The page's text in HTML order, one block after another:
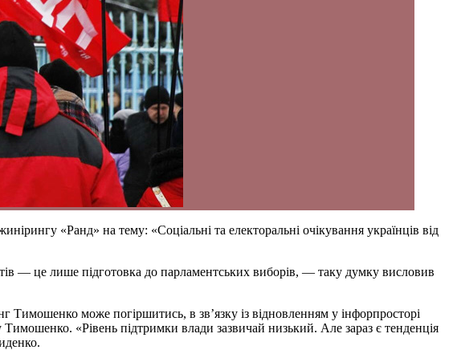
«Ранд» на тему: «Соціальні та електоральні очікування українців від
— це лише підготовка до парламентських виборів, — таку думку висловив
Тимошенко може погіршитись, в зв’язку із відновленням у інфорпросторі
«Рівень підтримки влади зазвичай низький. Але зараз є тенденція